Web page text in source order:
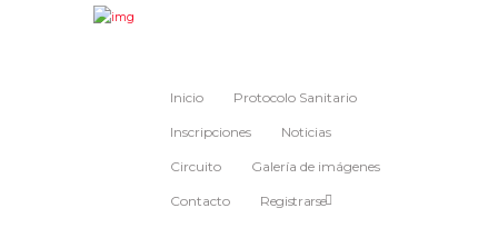
Inicio Protocolo Sanitario
Inscripciones Noticias
Circuito Galería de imágenes
Contacto Registrarse